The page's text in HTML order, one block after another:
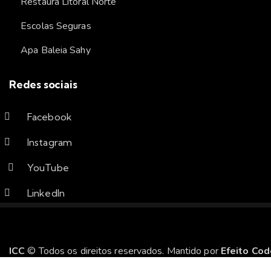
Escolas Seguras
Apa Baleia Sahy
Redes sociais
Facebook
Instagram
YouTube
LinkedIn
ICC© Todos os direitos reservados. Mantido por Efeito